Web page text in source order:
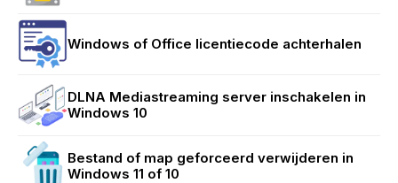
Windows of Office licentiecode achterhalen
DLNA Mediastreaming server inschakelen in
Windows 10
Bestand of map geforceerd verwijderen in
Windows 11 of 10